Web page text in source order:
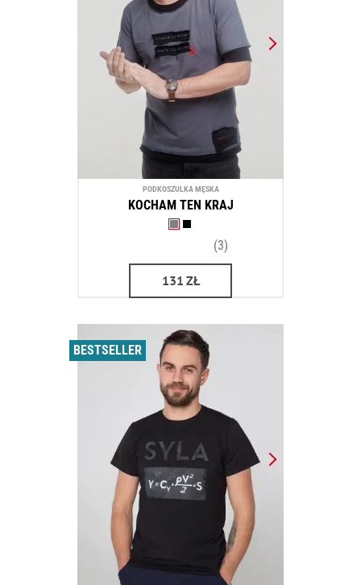
PODKOSZULKA MĘSKA
KOCHAM TEN KRAJ
(3)
131 ZŁ
BESTSELLER